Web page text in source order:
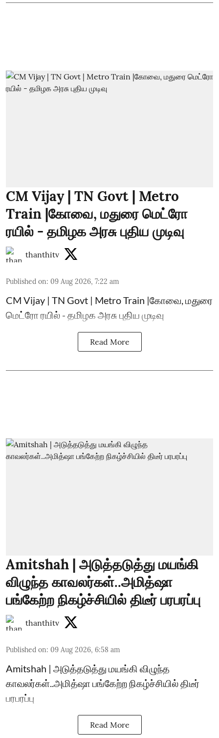
CM Vijay | TN Govt | Metro
Train |கோவை, மதுரை மெட்ரோ
ரயில் - தமிழக அரசு புதிய முடிவு
thanthitv
Published on: 09 Aug 2026, 7:22 am
CM Vijay | TN Govt | Metro Train |கோவை, மதுரை
மெட்ரோ ரயில் - தமிழக அரசு புதிய முடிவு
Read More
Amitshah | அடுத்தடுத்து மயங்கி
விழுந்த காவலர்கள்..அமித்ஷா
பங்கேற்ற நிகழ்ச்சியில் திடீர் பரபரப்பு
thanthitv
Published on: 09 Aug 2026, 6:58 am
Amitshah | அடுத்தடுத்து மயங்கி விழுந்த
காவலர்கள்..அமித்ஷா பங்கேற்ற நிகழ்ச்சியில் திடீர்
பரபரப்பு
Read More